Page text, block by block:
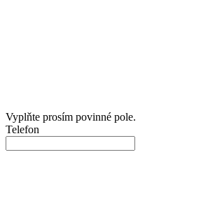
Vyplňte prosím povinné pole.
Telefon